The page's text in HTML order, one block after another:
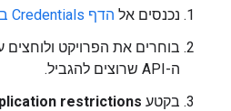
נכנסים אל הדף Credentials במסוף Google Cloud
בוחרים את הפרויקט
ה-API שרוצים להגביל.
בקטע restrictions